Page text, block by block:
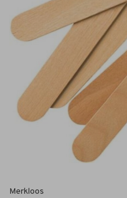
Merkloos